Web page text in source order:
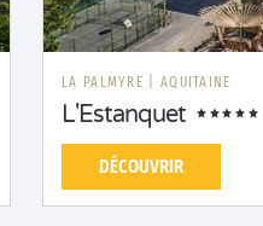
LA PALMYRE AQUITAINE
L'Estanquet
DÉCOUVRIR